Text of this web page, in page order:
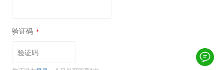
验证码 *